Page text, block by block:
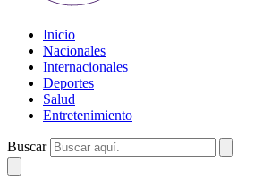
Inicio
Nacionales
Internacionales
Deportes
Salud
Entretenimiento
Buscar